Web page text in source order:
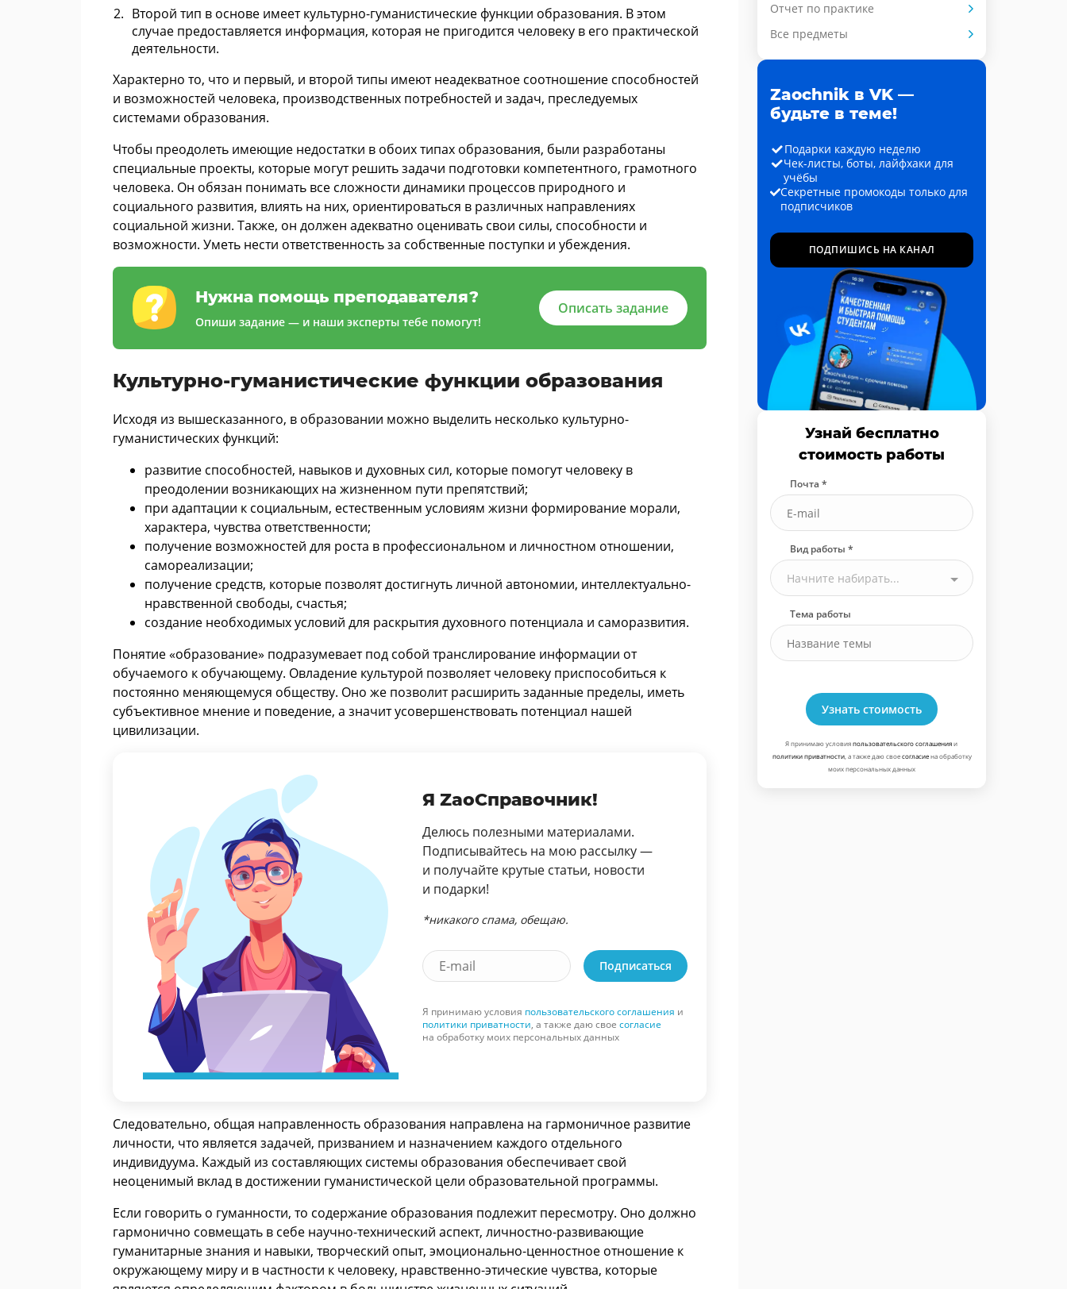
Второй тип в основе имеет культурно-гуманистические функции образования. В этом
случае предоставляется информация, которая не пригодится человеку в его практической
деятельности.
Характерно то, что и первый, и второй типы имеют неадекватное соотношение способностей
и возможностей человека, производственных потребностей и задач, преследуемых
системами образования.
Чтобы преодолеть имеющие недостатки в обоих типах образования, были разработаны
специальные проекты, которые могут решить задачи подготовки компетентного, грамотного
человека. Он обязан понимать все сложности динамики процессов природного и
социального развития, влиять на них, ориентироваться в различных направлениях
социальной жизни. Также, он должен адекватно оценивать свои силы, способности и
возможности. Уметь нести ответственность за собственные поступки и убеждения.
Нужна помощь преподавателя?
Опиши задание — и наши эксперты тебе помогут!
Описать задание
Культурно-гуманистические функции образования
Исходя из вышесказанного, в образовании можно выделить несколько культурно-
гуманистических функций:
развитие способностей, навыков и духовных сил, которые помогут человеку в
преодолении возникающих на жизненном пути препятствий;
при адаптации к социальным, естественным условиям жизни формирование морали,
характера, чувства ответственности;
получение возможностей для роста в профессиональном и личностном отношении,
самореализации;
получение средств, которые позволят достигнуть личной автономии, интеллектуально-
нравственной свободы, счастья;
создание необходимых условий для раскрытия духовного потенциала и саморазвития.
Понятие «образование» подразумевает под собой транслирование информации от
обучаемого к обучающему. Овладение культурой позволяет человеку приспособиться к
постоянно меняющемуся обществу. Оно же позволит расширить заданные пределы, иметь
субъективное мнение и поведение, а значит усовершенствовать потенциал нашей
цивилизации.
Я ZaoСправочник!
Делюсь полезными материалами.
Подписывайтесь на мою рассылку —
и получайте крутые статьи, новости
и подарки!
*никакого спама, обещаю.
Подписаться
Я принимаю условия пользовательского соглашения и
политики приватности, а также даю свое согласие
на обработку моих персональных данных
Следовательно, общая направленность образования направлена на гармоничное развитие
личности, что является задачей, призванием и назначением каждого отдельного
индивидуума. Каждый из составляющих системы образования обеспечивает свой
неоценимый вклад в достижении гуманистической цели образовательной программы.
Если говорить о гуманности, то содержание образования подлежит пересмотру. Оно должно
гармонично совмещать в себе научно-технический аспект, личностно-развивающие
гуманитарные знания и навыки, творческий опыт, эмоционально-ценностное отношение к
окружающему миру и в частности к человеку, нравственно-этические чувства, которые
Отчет по практике
Все предметы
Zaochnik в VK —
будьте в теме!
Подарки каждую неделю
Чек-листы, боты, лайфхаки для
учёбы
Секретные промокоды только для
подписчиков
ПОДПИШИСЬ НА КАНАЛ
Узнай бесплатно
стоимость работы
Почта *
Вид работы *
Начните набирать...
Тема работы
Узнать стоимость
Я принимаю условияпользовательского соглашенияи
политики приватности, а также даю своесогласиена обработку
моих персональных данных